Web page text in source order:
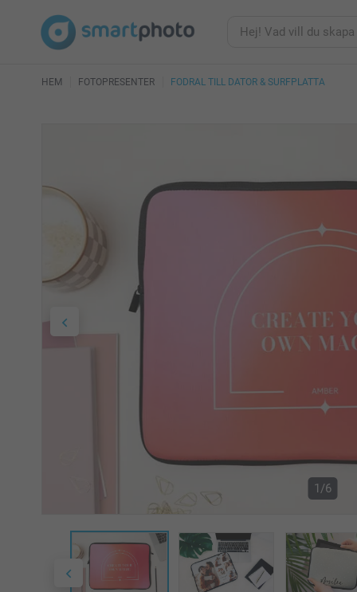
HEM FOTOPRESENTER FODRAL TILL DATOR & SURFPLATTA
1/6